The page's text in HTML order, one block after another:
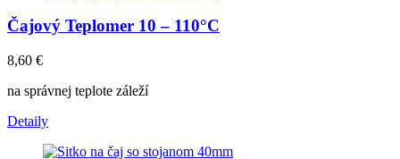
Čajový Teplomer 10 – 110°C
8,60 €
na správnej teplote záleží
Detaily